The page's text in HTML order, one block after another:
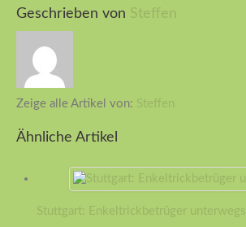
Geschrieben von Steffen
Zeige alle Artikel von: Steffen
Ähnliche Artikel
Stuttgart: Enkeltrickbetrüger unterwegs